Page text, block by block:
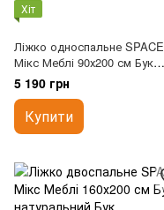
Хіт
Ліжко односпальне SPACE
Мікс Меблі 90х200 см Бук
натуральний
5 190 грн
Купити